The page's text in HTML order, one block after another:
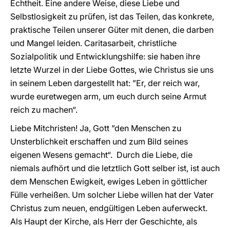
Echtheit. Eine andere Weise, diese Liebe und
Selbstlosigkeit zu prüfen, ist das Teilen, das konkrete,
praktische Teilen unserer Güter mit denen, die darben
und Mangel leiden. Caritasarbeit, christliche
Sozialpolitik und Entwicklungshilfe: sie haben ihre
letzte Wurzel in der Liebe Gottes, wie Christus sie uns
in seinem Leben dargestellt hat: ”Er, der reich war,
wurde euretwegen arm, um euch durch seine Armut
reich zu machen“.
Liebe Mitchristen! Ja, Gott ”den Menschen zu
Unsterblichkeit erschaffen und zum Bild seines
eigenen Wesens gemacht“. Durch die Liebe, die
niemals aufhört und die letztlich Gott selber ist, ist auch
dem Menschen Ewigkeit, ewiges Leben in göttlicher
Fülle verheißen. Um solcher Liebe willen hat der Vater
Christus zum neuen, endgültigen Leben auferweckt.
Als Haupt der Kirche, als Herr der Geschichte, als